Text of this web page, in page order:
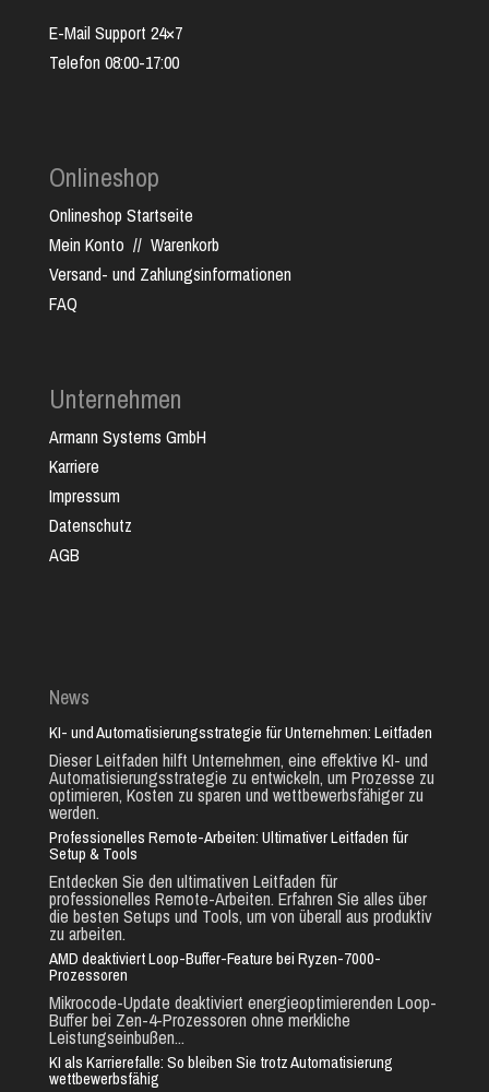
E-Mail Support 24×7
Telefon 08:00-17:00
Onlineshop
Onlineshop Startseite
Mein Konto // Warenkorb
Versand- und Zahlungsinformationen
FAQ
Unternehmen
Armann Systems GmbH
Karriere
Impressum
Datenschutz
AGB
News
KI- und Automatisierungsstrategie für Unternehmen: Leitfaden
Dieser Leitfaden hilft Unternehmen, eine effektive KI- und
Automatisierungsstrategie zu entwickeln, um Prozesse zu
optimieren, Kosten zu sparen und wettbewerbsfähiger zu
werden.
Professionelles Remote-Arbeiten: Ultimativer Leitfaden für
Setup & Tools
Entdecken Sie den ultimativen Leitfaden für
professionelles Remote-Arbeiten. Erfahren Sie alles über
die besten Setups und Tools, um von überall aus produktiv
zu arbeiten.
AMD deaktiviert Loop-Buffer-Feature bei Ryzen-7000-
Prozessoren
Mikrocode-Update deaktiviert energieoptimierenden Loop-
Buffer bei Zen-4-Prozessoren ohne merkliche
Leistungseinbußen...
KI als Karrierefalle: So bleiben Sie trotz Automatisierung
wettbewerbsfähig